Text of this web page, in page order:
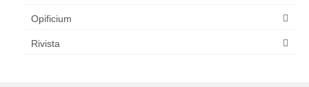
Opificium
Rivista